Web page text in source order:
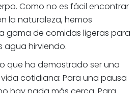
Como no es fácil encontrar
la naturaleza, hemos
gama de comidas ligeras para
agua hirviendo.
que ha demostrado ser una
cotidiana: Para una pausa